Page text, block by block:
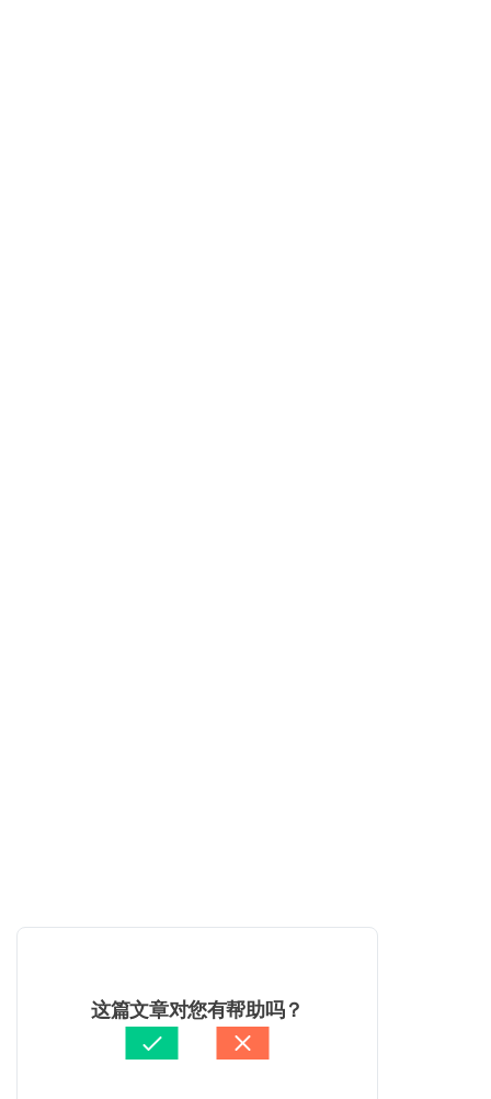
这篇文章对您有帮助吗？